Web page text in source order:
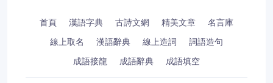
首頁 漢語字典 古詩文網 精美文章
名言庫
線上取名
漢語辭典 線上造詞
詞語造句
成語接龍
成語辭典 成語填空